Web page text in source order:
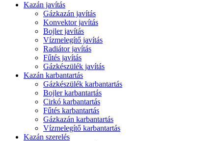
Kazán javítás
Gázkazán javítás
Konvektor javítás
Bojler javítás
Vízmelegítő javítás
Radiátor javítás
Fűtés javítás
Gázkészülék javítás
Kazán karbantartás
Gázkészülék karbantartás
Bojler karbantartás
Cirkó karbantartás
Fűtés karbantartás
Gázkazán karbantartás
Vízmelegítő karbantartás
Kazán szerelés